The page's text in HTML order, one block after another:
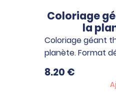
Coloriage
la
Coloriage géant
planète. Format
8.20 €